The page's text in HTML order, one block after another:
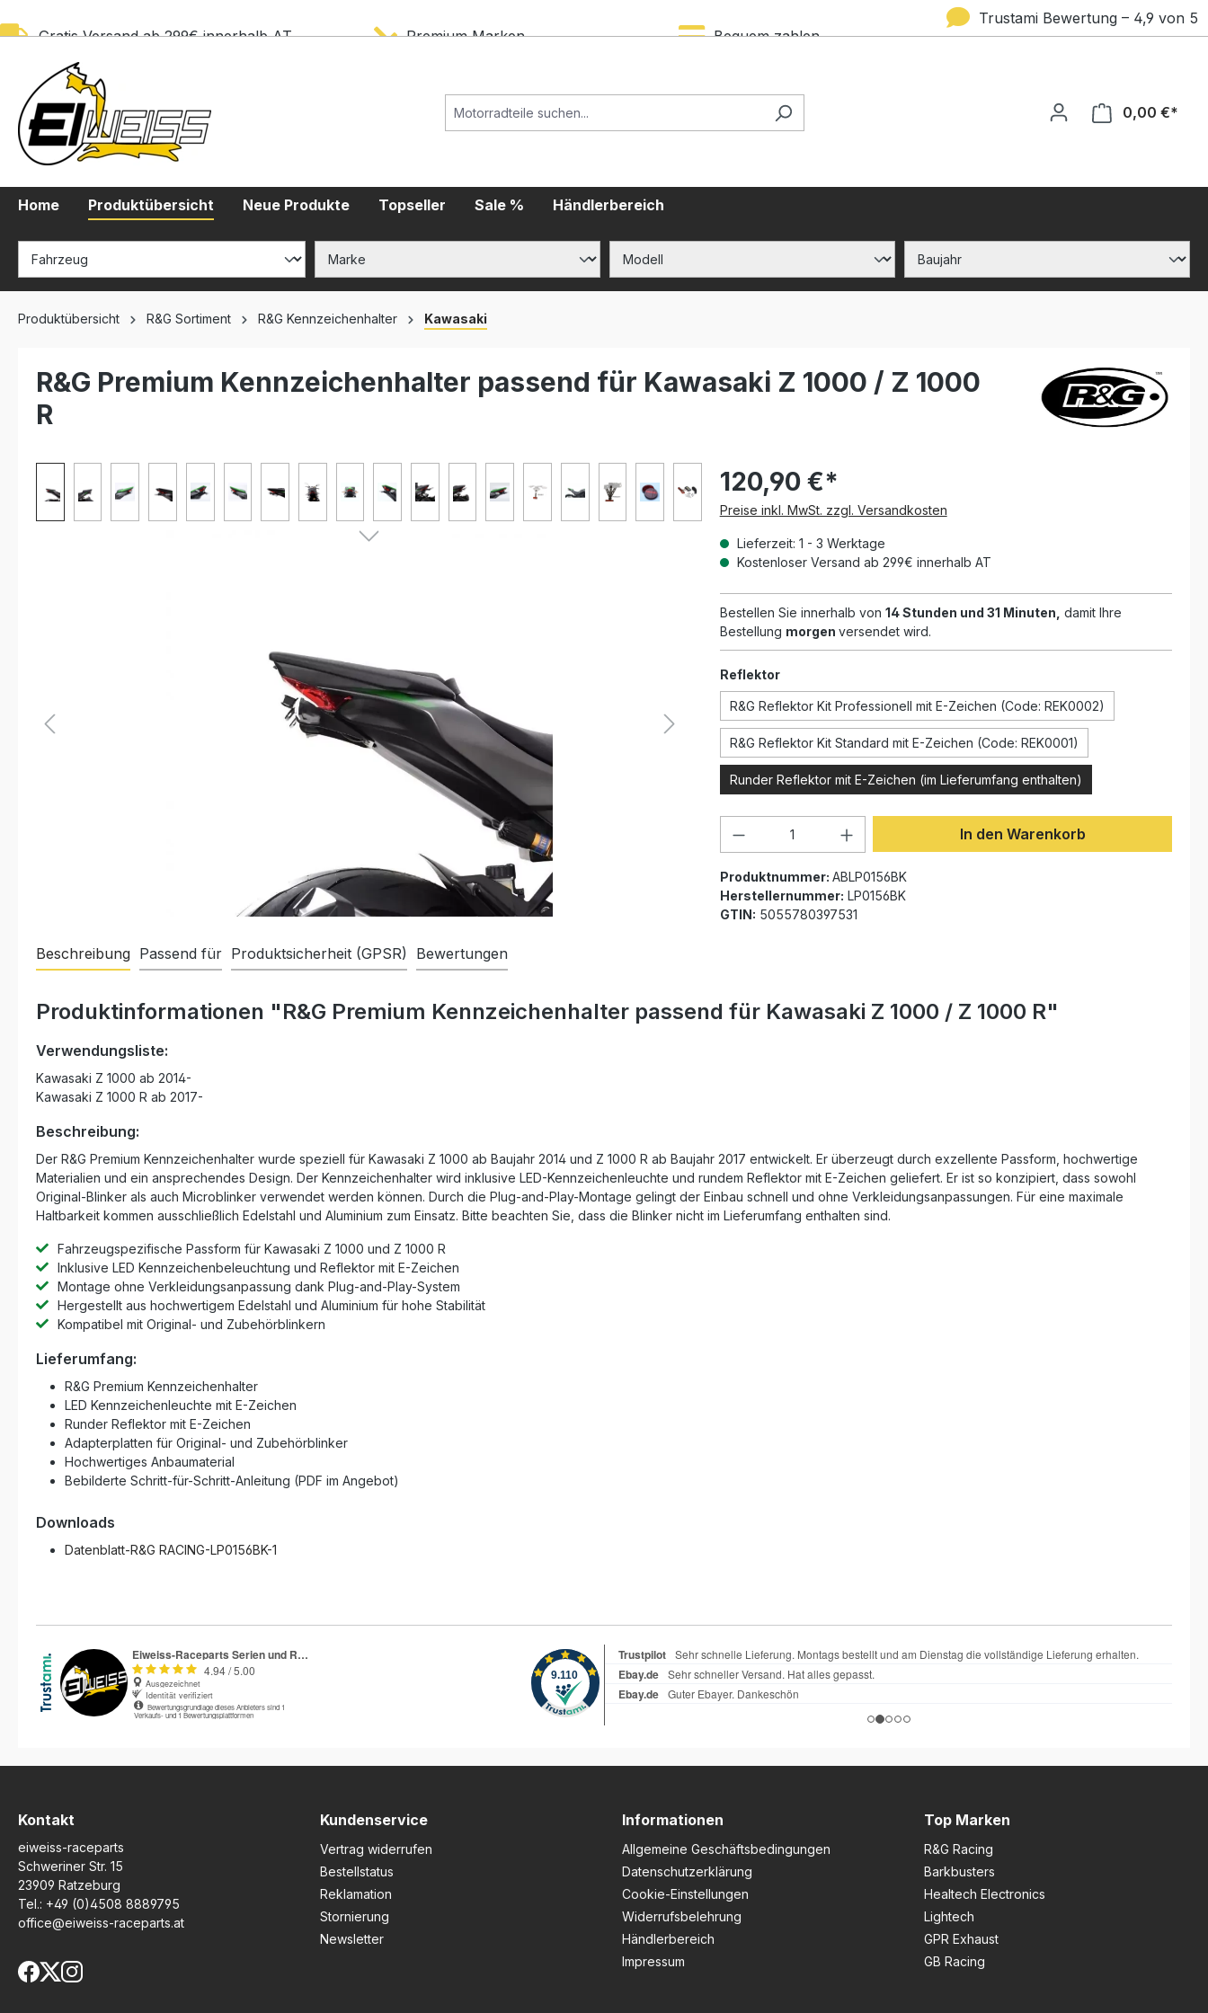
Gratis Versand ab 299€ innerhalb AT Premium Marken Bequem zahlen
Trustami Bewertung – 4,9 von 5
0,00 €*
Home Produktübersicht Neue Produkte Topseller Sale % Händlerbereich
Produktübersicht R&G Sortiment R&G Kennzeichenhalter Kawasaki
R&G Premium Kennzeichenhalter passend für Kawasaki Z 1000 / Z 1000
R
120,90 €*
Preise inkl. MwSt. zzgl. Versandkosten
Lieferzeit: 1 - 3 Werktage
Kostenloser Versand ab 299€ innerhalb AT
Bestellen Sie innerhalb von 14 Stunden und 31 Minuten, damit Ihre
Bestellung morgen versendet wird.
Reflektorauswählen
R&G Reflektor Kit Professionell mit E-Zeichen (Code: REK0002)
R&G Reflektor Kit Standard mit E-Zeichen (Code: REK0001)
Runder Reflektor mit E-Zeichen (im Lieferumfang enthalten)
Produkt Anzahl: Gib den gewünschten Wert
In den Warenkorb
Produktnummer: ABLP0156BK
Herstellernummer: LP0156BK
GTIN: 5055780397531
Beschreibung Passend für Produktsicherheit (GPSR) Bewertungen
Produktinformationen "R&G Premium Kennzeichenhalter passend für Kawasaki Z 1000 / Z 1000 R"
Verwendungsliste:
Kawasaki Z 1000 ab 2014-
Kawasaki Z 1000 R ab 2017-
Beschreibung:
Der R&G Premium Kennzeichenhalter wurde speziell für Kawasaki Z 1000 ab Baujahr 2014 und Z 1000 R ab Baujahr 2017 entwickelt. Er überzeugt durch exzellente Passform, hochwertige
Materialien und ein ansprechendes Design. Der Kennzeichenhalter wird inklusive LED-Kennzeichenleuchte und rundem Reflektor mit E-Zeichen geliefert. Er ist so konzipiert, dass sowohl
Original-Blinker als auch Microblinker verwendet werden können. Durch die Plug-and-Play-Montage gelingt der Einbau schnell und ohne Verkleidungsanpassungen. Für eine maximale
Haltbarkeit kommen ausschließlich Edelstahl und Aluminium zum Einsatz. Bitte beachten Sie, dass die Blinker nicht im Lieferumfang enthalten sind.
Fahrzeugspezifische Passform für Kawasaki Z 1000 und Z 1000 R
Inklusive LED Kennzeichenbeleuchtung und Reflektor mit E-Zeichen
Montage ohne Verkleidungsanpassung dank Plug-and-Play-System
Hergestellt aus hochwertigem Edelstahl und Aluminium für hohe Stabilität
Kompatibel mit Original- und Zubehörblinkern
Lieferumfang:
R&G Premium Kennzeichenhalter
LED Kennzeichenleuchte mit E-Zeichen
Runder Reflektor mit E-Zeichen
Adapterplatten für Original- und Zubehörblinker
Hochwertiges Anbaumaterial
Bebilderte Schritt-für-Schritt-Anleitung (PDF im Angebot)
Downloads
Datenblatt-R&G RACING-LP0156BK-1
Kontakt
eiweiss-raceparts
Schweriner Str. 15
23909 Ratzeburg
Tel.: +49 (0)4508 8889795
office@eiweiss-raceparts.at
Kundenservice
Vertrag widerrufen
Bestellstatus
Reklamation
Stornierung
Newsletter
Informationen
Allgemeine Geschäftsbedingungen
Datenschutzerklärung
Cookie-Einstellungen
Widerrufsbelehrung
Händlerbereich
Impressum
Top Marken
R&G Racing
Barkbusters
Healtech Electronics
Lightech
GPR Exhaust
GB Racing